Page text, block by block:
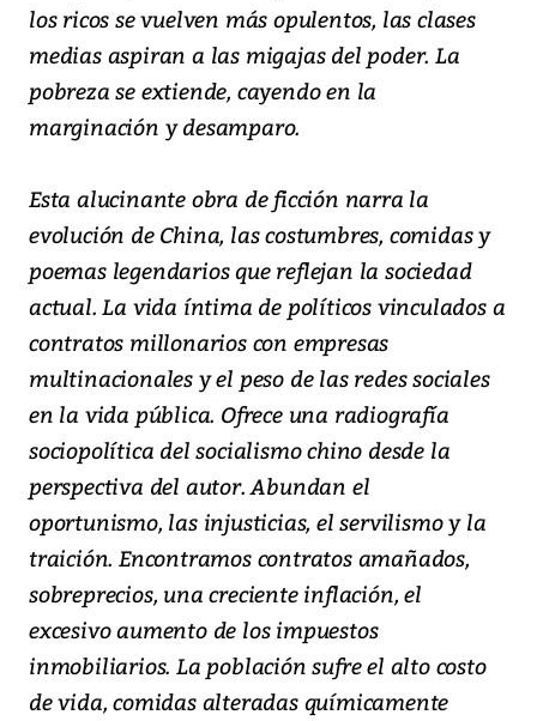
los ricos se vuelven más opulentos, las clases
medias aspiran a las migajas del poder. La
pobreza se extiende, cayendo en la
marginación y desamparo.
Esta alucinante obra de ficción narra la
evolución de China, las costumbres, comidas y
poemas legendarios que reflejan la sociedad
actual. La vida íntima de políticos vinculados a
contratos millonarios con empresas
multinacionales y el peso de las redes sociales
en la vida pública. Ofrece una radiografía
sociopolítica del socialismo chino desde la
perspectiva del autor. Abundan el
oportunismo, las injusticias, el servilismo y la
traición. Encontramos contratos amañados,
sobreprecios, una creciente inflación, el
excesivo aumento de los impuestos
inmobiliarios. La población sufre el alto costo
de vida, comidas alteradas químicamente